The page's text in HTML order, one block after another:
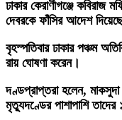
ঢাকার কেরাণীগঞ্জে কবিরাজ
দেবরকে ফাঁসির আদেশ
বৃহস্পতিবার ঢাকার পঞ্চম
রায় ঘোষণা করেন।
দণ্ডপ্রাপ্তরা হলেন,
মৃত্যুদণ্ডের পাশাপাশি